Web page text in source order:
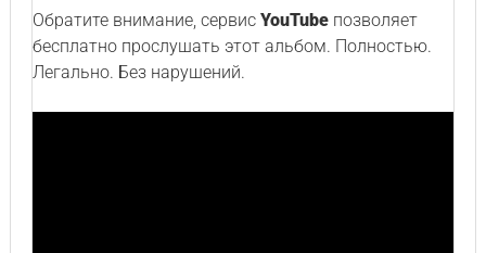
Обратите внимание, сервис YouTubeпозволяет
бесплатно прослушать этот альбом. Полностью.
Легально. Без нарушений.